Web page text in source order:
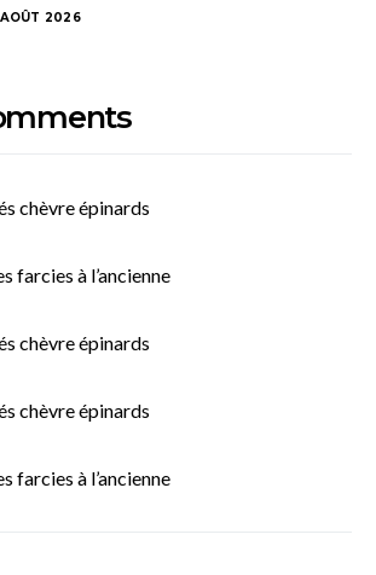
2026
chèvre épinards
farcies à l’ancienne
chèvre épinards
chèvre épinards
farcies à l’ancienne